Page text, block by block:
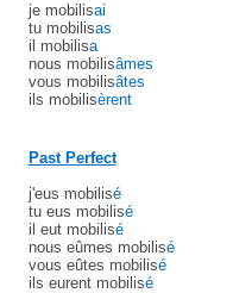
je mobilisai
tu mobilisas
il mobilisa
nous mobilisâmes
vous mobilisâtes
ils mobilisèrent
Past Perfect
j'eus mobilisé
tu eus mobilisé
il eut mobilisé
nous eûmes mobilisé
vous eûtes mobilisé
ils eurent mobilisé